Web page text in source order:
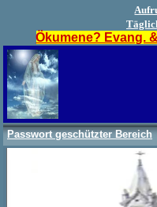
Ökumene? Evang.
Passwort geschützter Bereich